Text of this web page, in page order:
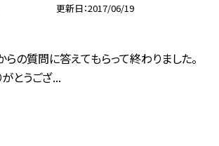
更新日 2017/06/19
の質問に答えてもらって終わりました。
とうござ...